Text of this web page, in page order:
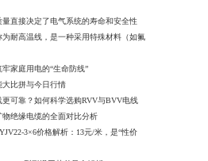
直接决定了电气系统的寿命和安全性
耐高温线，是一种采用特殊材料（如氟
家庭用电的“生命防线”
比拼与今日行情
可靠？如何科学选购RVV与BVV电线
绝缘电缆的全面对比分析
3×6价格解析：13元/米，是“性价